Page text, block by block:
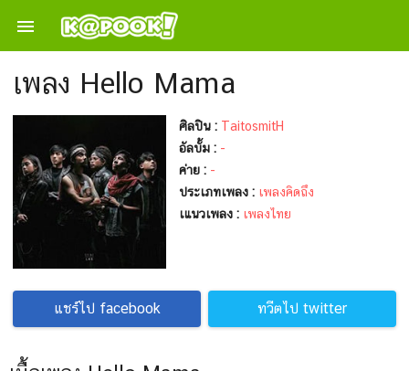

เพลง Hello Mama
ศิลปิน : TaitosmitH
อัลบั้ม : -
ค่าย : -
ประเภทเพลง : เพลงคิดถึง
เแนวเพลง : เพลงไทย
แชร์ไป facebook ทวีตไป twitter